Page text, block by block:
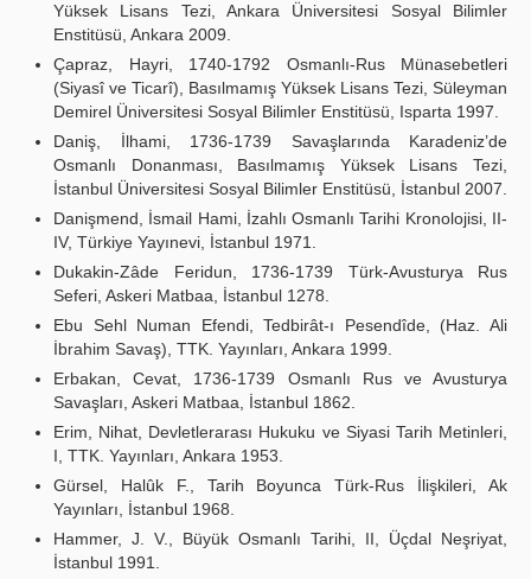
Yüksek Lisans Tezi, Ankara Üniversitesi Sosyal Bilimler
Enstitüsü, Ankara 2009.
Çapraz, Hayri, 1740-1792 Osmanlı-Rus Münasebetleri
(Siyasî ve Ticarî), Basılmamış Yüksek Lisans Tezi, Süleyman
Demirel Üniversitesi Sosyal Bilimler Enstitüsü, Isparta 1997.
Daniş, İlhami, 1736-1739 Savaşlarında Karadeniz’de
Osmanlı Donanması, Basılmamış Yüksek Lisans Tezi,
İstanbul Üniversitesi Sosyal Bilimler Enstitüsü, İstanbul 2007.
Danişmend, İsmail Hami, İzahlı Osmanlı Tarihi Kronolojisi, II-
IV, Türkiye Yayınevi, İstanbul 1971.
Dukakin-Zâde Feridun, 1736-1739 Türk-Avusturya Rus
Seferi, Askeri Matbaa, İstanbul 1278.
Ebu Sehl Numan Efendi, Tedbirât-ı Pesendîde, (Haz. Ali
İbrahim Savaş), TTK. Yayınları, Ankara 1999.
Erbakan, Cevat, 1736-1739 Osmanlı Rus ve Avusturya
Savaşları, Askeri Matbaa, İstanbul 1862.
Erim, Nihat, Devletlerarası Hukuku ve Siyasi Tarih Metinleri,
I, TTK. Yayınları, Ankara 1953.
Gürsel, Halûk F., Tarih Boyunca Türk-Rus İlişkileri, Ak
Yayınları, İstanbul 1968.
Hammer, J. V., Büyük Osmanlı Tarihi, II, Üçdal Neşriyat,
İstanbul 1991.